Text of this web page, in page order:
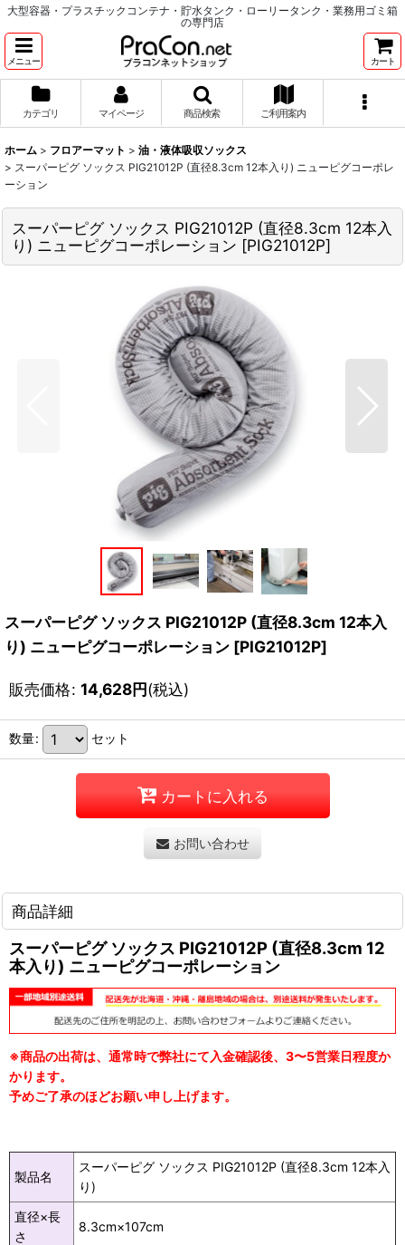
大型容器・プラスチックコンテナ・貯水タンク・ローリータンク・業務用ゴミ箱
の専門店
メニュー カート
カテゴリ マイページ 商品検索 ご利用案内
ホーム > フロアーマット > 油・液体吸収ソックス
> スーパーピグ ソックス PIG21012P (直径8.3cm 12本入り) ニューピグコーポレ
ーション
スーパーピグ ソックス PIG21012P (直径8.3cm 12本入
り) ニューピグコーポレーション [PIG21012P]
スーパーピグ ソックス PIG21012P (直径8.3cm 12本入
り) ニューピグコーポレーション [PIG21012P]
販売価格: 14,628円(税込)
数量: セット
カートに入れる
お問い合わせ
商品詳細
スーパーピグ ソックス PIG21012P (直径8.3cm 12
本入り) ニューピグコーポレーション
※商品の出荷は、通常時で弊社にて入金確認後、3〜5営業日程度か
かります。
予めご了承のほどお願い申し上げます。
製品名
スーパーピグ ソックス PIG21012P (直径8.3cm 12本入
り)
直径×長
さ
8.3cm×107cm